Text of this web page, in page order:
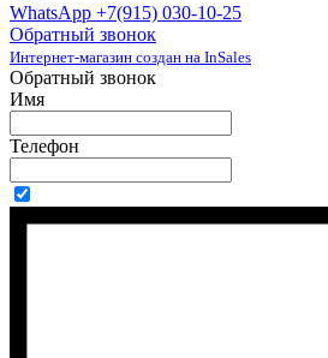
WhatsApp +7(915) 030-10-25
Обратный звонок
Интернет-магазин создан на InSales
Обратный звонок
Имя
Телефон